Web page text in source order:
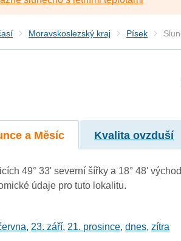
Moravskoslezský kraj Písek
a Měsíc Kvalita ovzduší
49° 33' severní šířky a 18° 48'
údaje pro tuto lokalitu.
, 23. září, 21. prosince,dnes,zítra